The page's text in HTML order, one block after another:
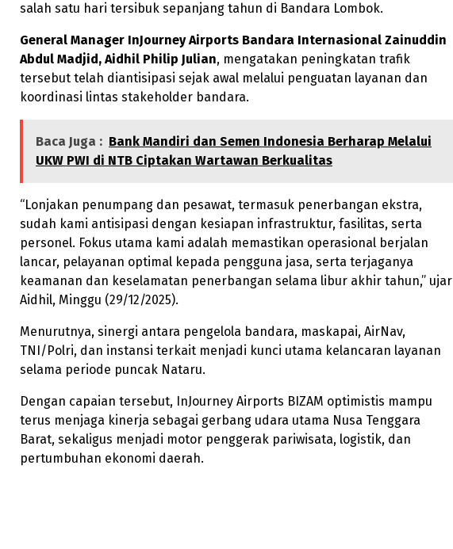
salah satu hari tersibuk sepanjang tahun di Bandara Lombok.
General Manager InJourney Airports Bandara Internasional Zainuddin
Abdul Madjid, Aidhil Philip Julian, mengatakan peningkatan trafik
tersebut telah diantisipasi sejak awal melalui penguatan layanan dan
koordinasi lintas stakeholder bandara.
Baca Juga : Bank Mandiri dan Semen Indonesia Berharap Melalui
UKW PWI di NTB Ciptakan Wartawan Berkualitas
“Lonjakan penumpang dan pesawat, termasuk penerbangan ekstra,
sudah kami antisipasi dengan kesiapan infrastruktur, fasilitas, serta
personel. Fokus utama kami adalah memastikan operasional berjalan
lancar, pelayanan optimal kepada pengguna jasa, serta terjaganya
keamanan dan keselamatan penerbangan selama libur akhir tahun,” ujar
Aidhil, Minggu (29/12/2025).
Menurutnya, sinergi antara pengelola bandara, maskapai, AirNav,
TNI/Polri, dan instansi terkait menjadi kunci utama kelancaran layanan
selama periode puncak Nataru.
Dengan capaian tersebut, InJourney Airports BIZAM optimistis mampu
terus menjaga kinerja sebagai gerbang udara utama Nusa Tenggara
Barat, sekaligus menjadi motor penggerak pariwisata, logistik, dan
pertumbuhan ekonomi daerah.